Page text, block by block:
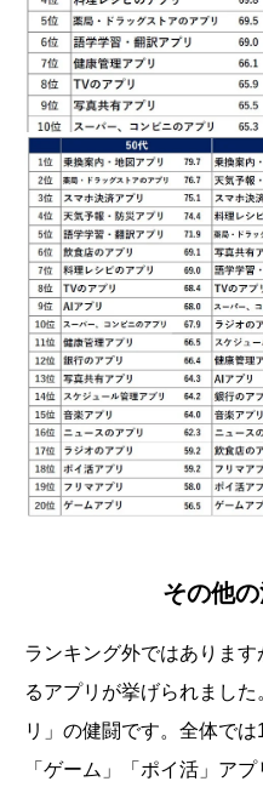
その他
ランキング外ではありま
るアプリが挙げられまし
リ」の健闘です。全体では
「ゲーム」「ポイ活」ア